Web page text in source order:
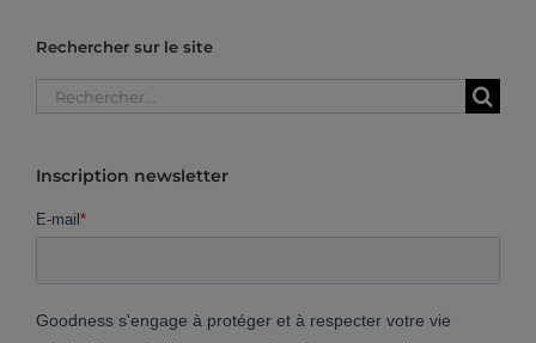
Rechercher sur le site
Rechercher:
Inscription newsletter